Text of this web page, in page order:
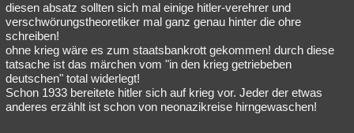
diesen absatz sollten sich mal einige hitler-verehrer und
verschwörungstheoretiker mal ganz genau hinter die ohre
schreiben!
ohne krieg wäre es zum staatsbankrott gekommen! durch diese
tatsache ist das märchen vom "in den krieg getriebeben
deutschen" total widerlegt!
Schon 1933 bereitete hitler sich auf krieg vor. Jeder der etwas
anderes erzählt ist schon von neonazikreise hirngewaschen!